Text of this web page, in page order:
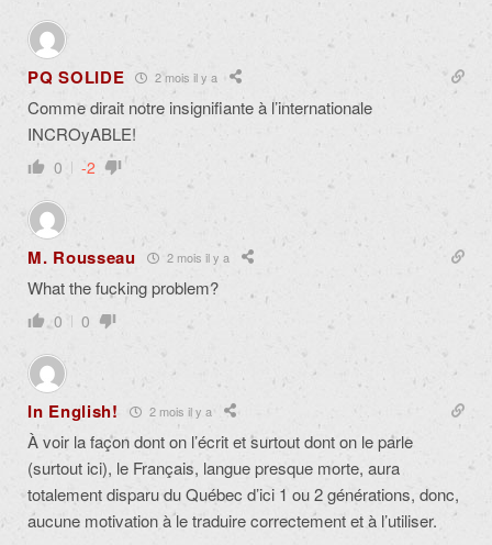
PQ SOLIDE 2 mois il y a
Comme dirait notre insignifiante à l’internationale
INCROyABLE!
0 -2
M. Rousseau 2 mois il y a
What the fucking problem?
0 0
In English! 2 mois il y a
À voir la façon dont on l’écrit et surtout dont on le parle
(surtout ici), le Français, langue presque morte, aura
totalement disparu du Québec d’ici 1 ou 2 générations, donc,
aucune motivation à le traduire correctement et à l’utiliser.